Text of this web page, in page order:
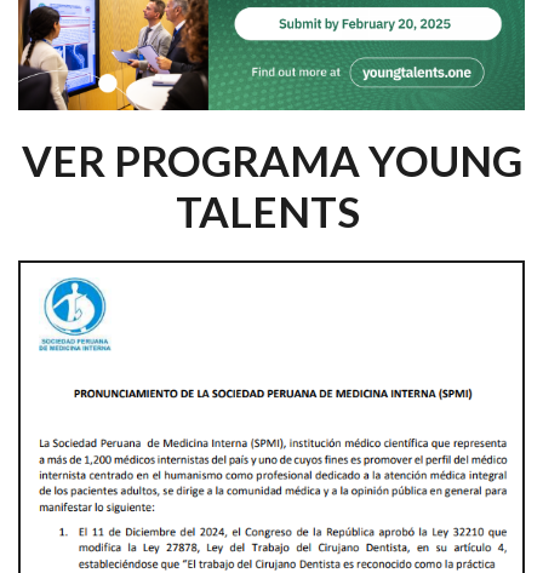
VER PROGRAMA YOUNG
TALENTS